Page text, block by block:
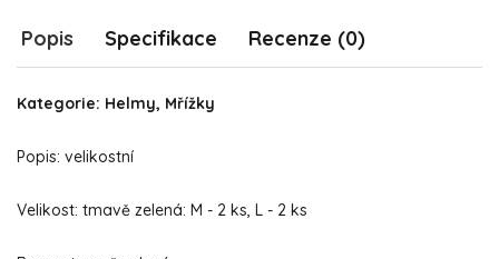
Popis Specifikace Recenze (0)
Kategorie: Helmy, Mřížky
Popis: velikostní
Velikost: tmavě zelená: M - 2 ks, L - 2 ks